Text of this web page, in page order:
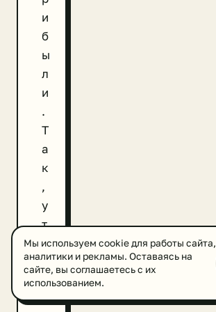
и
б
ы
л
и
.
Т
а
к
,
у
т
в
е
р
ж
Мы используем cookie для работы сайта,
аналитики и рекламы. Оставаясь на
сайте, вы соглашаетесь с их
использованием.